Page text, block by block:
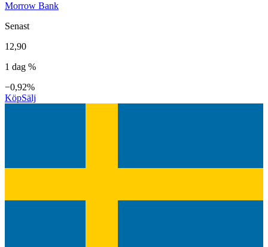
Morrow Bank
Senast
12,90
1 dag %
−0,92%
KöpSälj